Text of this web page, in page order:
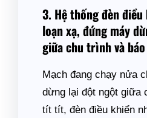
3. Hệ thống đèn
loạn xạ, đứng máy
giữa chu trình và
Mạch đang chạy nửa
dừng lại đột ngột giữa
tít tít, đèn điều khiển